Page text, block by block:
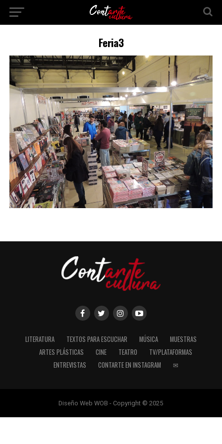
Feria3
LITERATURA TEXTOS PARA ESCUCHAR MÚSICA
MUESTRAS
ARTES PLÁSTICAS
CINE TEATRO
TV/PLATAFORMAS
ENTREVISTAS
CONTARTE EN INSTAGRAM ✉
Diseño Web WOB - Copyright © 2025